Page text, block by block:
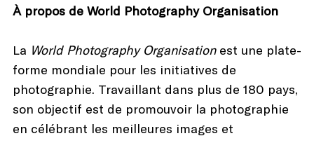
À propos de World Photography Organisation
La World Photography Organisationest une plate-
forme mondiale pour les initiatives de
photographie. Travaillant dans plus de 180 pays,
son objectif est de promouvoir la photographie
en célébrant les meilleures images et